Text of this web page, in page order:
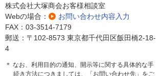
株式会社大塚商会お客様相談室
Webの場合：
お問い合わせ内容入力
FAX：03-3514-7179
郵送：〒102-8573 東京都千代田区飯田橋2-18-
4
＊ なお、利用目的の通知、開示等に関する具体的な手
続き方法につきましては、「お問い合わせ先」をご